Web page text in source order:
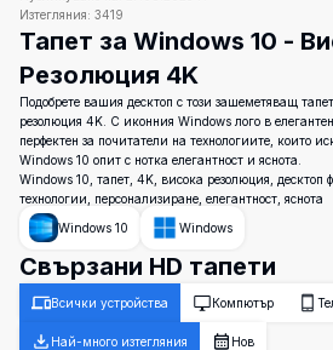
Изтегляния: 3419
Тапет за Windows 10 -
Резолюция 4K
Подобрете вашия десктоп с този зашеметяващ
резолюция 4K. С иконния Windows лого в
перфектен за почитатели на технологиите, които
Windows 10 опит с нотка елегантност и яснота.
Windows 10, тапет, 4K, висока резолюция, десктоп
технологии, персонализиране, елегантност, яснота
Windows 10
Windows
Свързани HD тапети
Всички устройства Компютър
Най-много изтегляния Нов